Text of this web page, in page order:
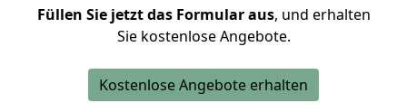
Füllen Sie jetzt das Formular aus, und erhalten
Sie kostenlose Angebote.
Kostenlose Angebote erhalten